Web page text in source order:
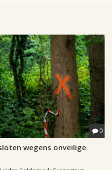
0
wegens onveilige